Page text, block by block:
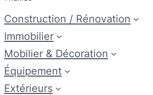
Construction / Rénovation
Immobilier
Mobilier & Décoration
Équipement
Extérieurs